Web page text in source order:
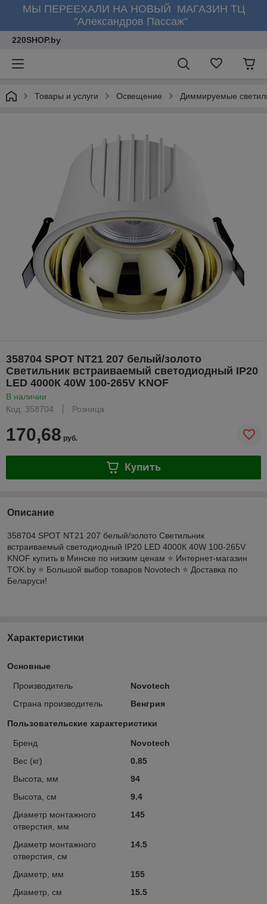
МЫ ПЕРЕЕХАЛИ НА НОВЫЙ МАГАЗИН ТЦ
"Александров Пассаж"
220SHOP.by
Товары и услуги Освещение Диммируемые
358704 SPOT NT21 207 белый/золото
Светильник встраиваемый светодиодный IP20
LED 4000К 40W 100-265V KNOF
В наличии
Код: 358704
Розница
170,68 руб.
Купить
Описание
358704 SPOT NT21 207 белый/золото Светильник
встраиваемый светодиодный IP20 LED 4000К 40W 100-265V
KNOF купить в Минске по низким ценам ⭐️ Интернет-магазин
TOK.by ⭐️ Большой выбор товаров Novotech ⭐️ Доставка по
Беларуси!
Характеристики
Основные
Производитель
Novotech
Страна производитель
Венгрия
Пользовательские характеристики
Бренд
Novotech
Вес (кг)
0.85
Высота, мм
94
Высота, см
9.4
Диаметр монтажного
отверстия, мм
145
Диаметр монтажного
отверстия, см
14.5
Диаметр, мм
155
Диаметр, см
15.5